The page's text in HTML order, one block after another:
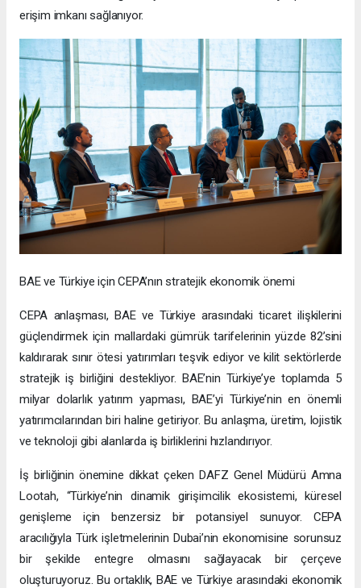
erişim imkanı sağlanıyor.
BAE ve Türkiye için CEPA’nın stratejik ekonomik önemi
CEPA anlaşması, BAE ve Türkiye arasındaki ticaret ilişkilerini
güçlendirmek için mallardaki gümrük tarifelerinin yüzde 82’sini
kaldırarak sınır ötesi yatırımları teşvik ediyor ve kilit sektörlerde
stratejik iş birliğini destekliyor. BAE’nin Türkiye’ye toplamda 5
milyar dolarlık yatırım yapması, BAE’yi Türkiye’nin en önemli
yatırımcılarından biri haline getiriyor. Bu anlaşma, üretim, lojistik
ve teknoloji gibi alanlarda iş birliklerini hızlandırıyor.
İş birliğinin önemine dikkat çeken DAFZ Genel Müdürü Amna
Lootah, “Türkiye’nin dinamik girişimcilik ekosistemi, küresel
genişleme için benzersiz bir potansiyel sunuyor. CEPA
aracılığıyla Türk işletmelerinin Dubai’nin ekonomisine sorunsuz
bir şekilde entegre olmasını sağlayacak bir çerçeve
oluşturuyoruz. Bu ortaklık, BAE ve Türkiye arasındaki ekonomik